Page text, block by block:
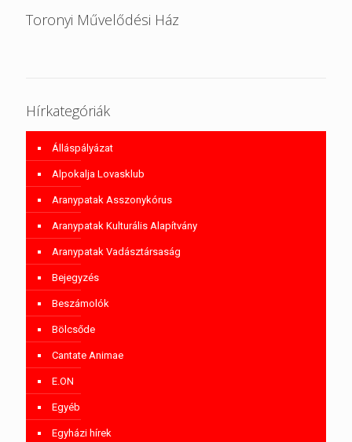
Toronyi Művelődési Ház
Hírkategóriák
Álláspályázat
Alpokalja Lovasklub
Aranypatak Asszonykórus
Aranypatak Kulturális Alapítvány
Aranypatak Vadásztársaság
Bejegyzés
Beszámolók
Bölcsőde
Cantate Animae
E.ON
Egyéb
Egyházi hírek